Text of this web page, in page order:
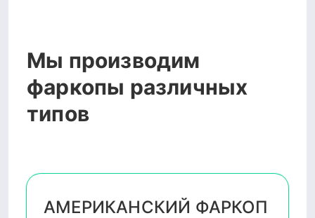
Мы производим
фаркопы различных
типов
АМЕРИКАНСКИЙ ФАРКОП